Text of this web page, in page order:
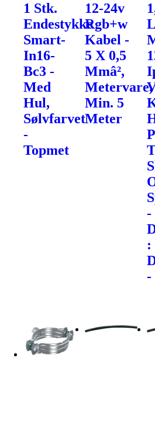
1 Stk.
Endestykke
Smart-
In16-
Bc3 -
Med
Hul,
Sølvfarvet
-
Topmet
12-24v
Rgb+w
Kabel -
5 X 0,5
Mmâ²,
Metervare,
Min. 5
Meter
-
:
-